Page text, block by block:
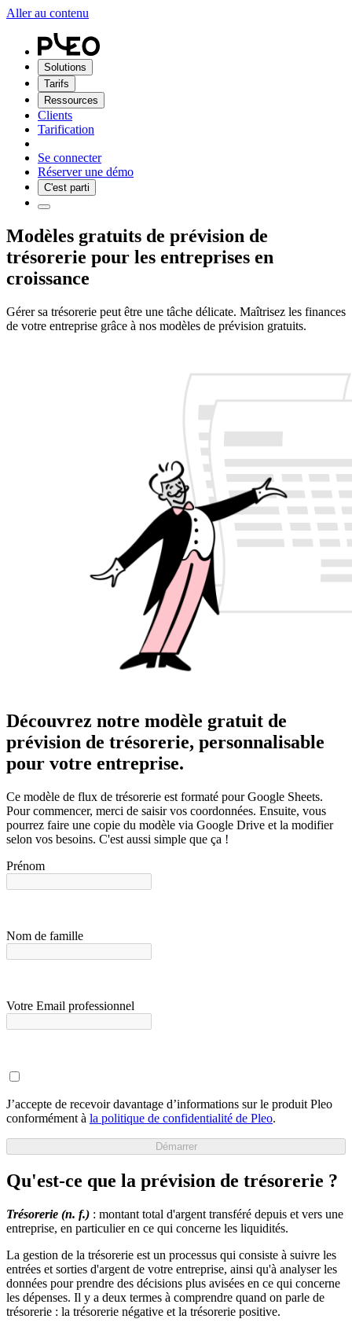
Aller au contenu
Solutions
Tarifs
Ressources
Clients
Tarification
Se connecter
Réserver une démo
C'est parti
Modèles gratuits de prévision de
trésorerie pour les entreprises en
croissance
Gérer sa trésorerie peut être une tâche délicate. Maîtrisez les finances
de votre entreprise grâce à nos modèles de prévision gratuits.
Découvrez notre modèle gratuit de
prévision de trésorerie, personnalisable
pour votre entreprise.
Ce modèle de flux de trésorerie est formaté pour Google Sheets.
Pour commencer, merci de saisir vos coordonnées. Ensuite, vous
pourrez faire une copie du modèle via Google Drive et la modifier
selon vos besoins. C'est aussi simple que ça !
Prénom
Nom de famille
Votre Email professionnel
J’accepte de recevoir davantage d’informations sur le produit Pleo
conformément à la politique de confidentialité de Pleo.
Démarrer
Qu'est-ce que la prévision de trésorerie ?
Trésorerie (n. f.) : montant total d'argent transféré depuis et vers une
entreprise, en particulier en ce qui concerne les liquidités.
La gestion de la trésorerie est un processus qui consiste à suivre les
entrées et sorties d'argent de votre entreprise, ainsi qu'à analyser les
données pour prendre des décisions plus avisées en ce qui concerne
les dépenses. Il y a deux termes à comprendre quand on parle de
trésorerie : la trésorerie négative et la trésorerie positive.